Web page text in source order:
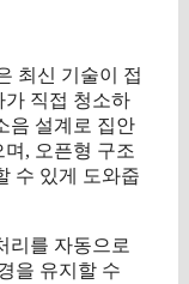
최신 기술이 접
가 직접 청소하
음 설계로 집안
, 오픈형 구조
수 있게 도와줍
리를 자동으로
을 유지할 수